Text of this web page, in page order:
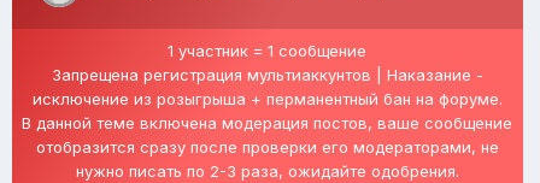
1 участник = 1 сообщение
Запрещена регистрация мультиаккунтов | Наказание -
исключение из розыгрыша + перманентный бан на форуме.
В данной теме включена модерация постов, ваше сообщение
отобразится сразу после проверки его модераторами, не
нужно писать по 2-3 раза, ожидайте одобрения.